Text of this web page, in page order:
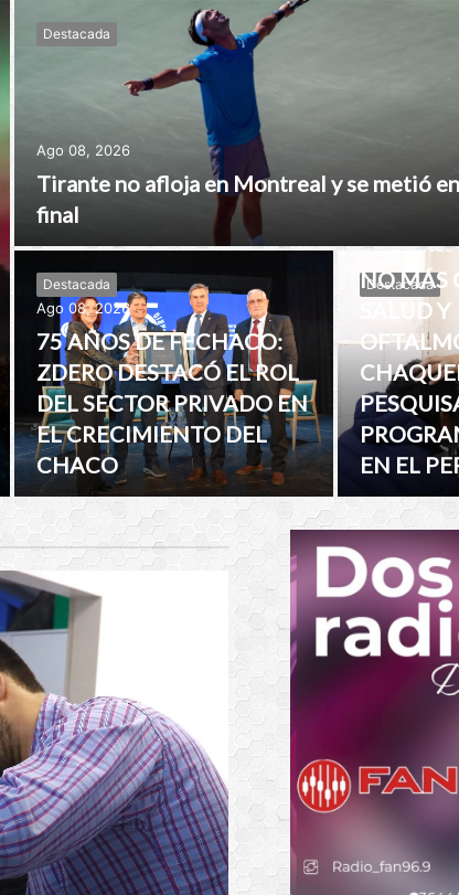
Destacada
Ago 08, 2026
Tirante no afloja en Montreal y se metió
final
Destacada
Ago 08, 2026
75 AÑOS DE FECHACO:
ZDERO DESTACÓ EL ROL
DEL SECTOR PRIVADO EN
EL CRECIMIENTO DEL
CHACO
Destacada
Ago 08, 2026
NO MÁS
SALUD Y
EN EL